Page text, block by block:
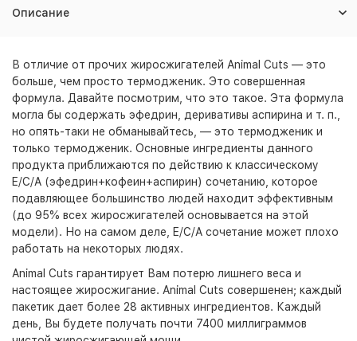
Описание
В отличие от прочих жиросжигателей Animal Cuts — это
больше, чем просто термодженик. Это совершенная
формула. Давайте посмотрим, что это такое. Эта формула
могла бы содержать эфедрин, деривативы аспирина и т. п.,
но опять-таки не обманывайтесь, — это термодженик и
только термодженик. Основные ингредиенты данного
продукта приближаются по действию к классическому
E/C/A (эфедрин+кофеин+аспирин) сочетанию, которое
подавляющее большинство людей находит эффективным
(до 95% всех жиросжигателей основывается на этой
модели). Но на самом деле, E/C/A сочетание может плохо
работать на некоторых людях.
Animal Cuts гарантирует Вам потерю лишнего веса и
настоящее жиросжигание. Animal Cuts совершенен; каждый
пакетик дает более 28 активных ингредиентов. Каждый
день, Вы будете получать почти 7400 миллиграммов